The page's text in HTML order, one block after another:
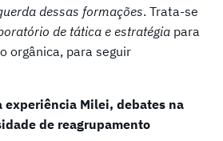
dessas formações. Trata-se
de tática e estratégia para
orgânica, para seguir
experiência Milei, debates na
de reagrupamento